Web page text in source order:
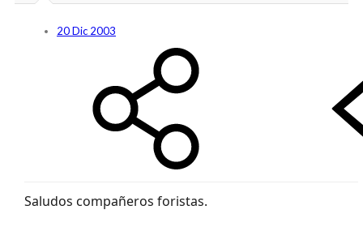
20 Dic 2003
Saludos compañeros foristas.